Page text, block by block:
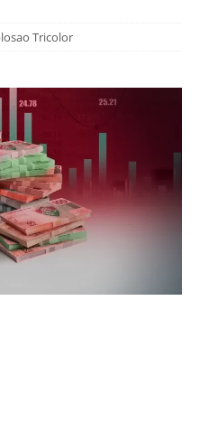
Tricolor